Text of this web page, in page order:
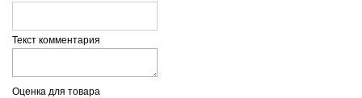
Текст комментария
Оценка для товара